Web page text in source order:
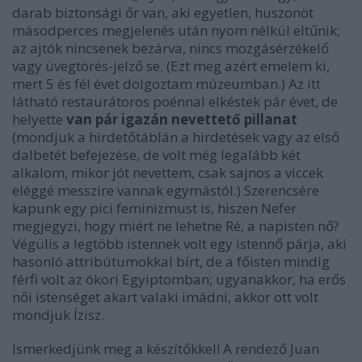
darab biztonsági őr van, aki egyetlen, huszonöt
másodperces megjelenés után nyom nélkül eltűnik;
az ajtók nincsenek bezárva, nincs mozgásérzékelő
vagy üvegtörés-jelző se. (Ezt meg azért emelem ki,
mert 5 és fél évet dolgoztam múzeumban.) Az itt
látható restaurátoros poénnal elkéstek pár évet, de
helyette van pár igazán nevettető pillanat
(mondjuk a hirdetőtáblán a hirdetések vagy az első
dalbetét befejezése, de volt még legalább két
alkalom, mikor jót nevettem, csak sajnos a viccek
eléggé messzire vannak egymástól.) Szerencsére
kapunk egy pici feminizmust is, hiszen Nefer
megjegyzi, hogy miért ne lehetne Ré, a napisten nő?
Végülis a legtöbb istennek volt egy istennő párja, aki
hasonló attribútumokkal bírt, de a főisten mindig
férfi volt az ókori Egyiptomban; ugyanakkor, ha erős
női istenséget akart valaki imádni, akkor ott volt
mondjuk Ízisz.
Ismerkedjünk meg a készítőkkel! A rendező Juan